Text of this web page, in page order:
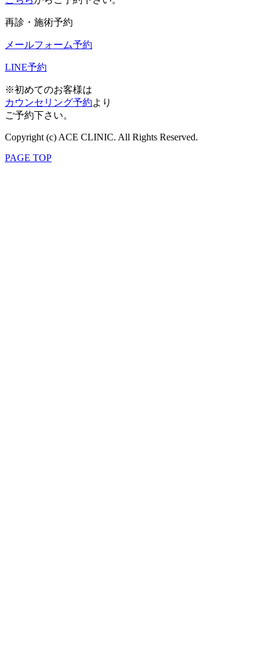
再診・施術予約
メールフォーム予約
LINE予約
※初めてのお客様は
カウンセリング予約より
ご予約下さい。
Copyright (c) ACE CLINIC. All Rights Reserved.
PAGE TOP